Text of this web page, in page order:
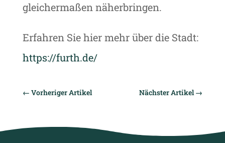
gleichermaßen näherbringen.
Erfahren Sie hier mehr über die Stadt:
https://furth.de/
← Vorheriger Artikel Nächster Artikel→